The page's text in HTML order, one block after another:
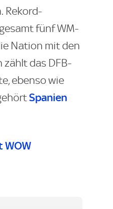
Rekord-
fünf WM-
Nation mit den
das DFB-
ebenso wie
Spanien
WOW